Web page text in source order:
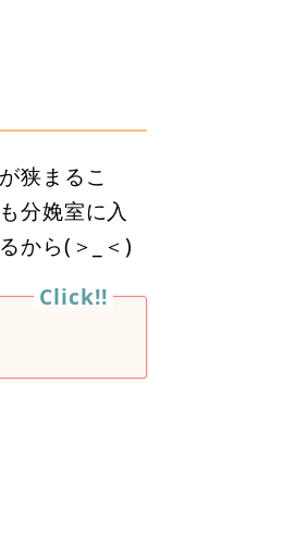
狭まるこ
分娩室に入
から(＞_＜)